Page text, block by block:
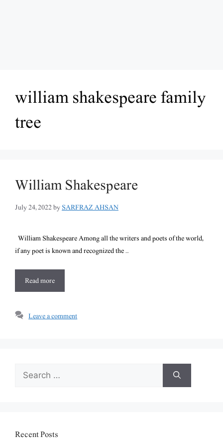
william shakespeare family
tree
William Shakespeare
July 24, 2022bySARFRAZ AHSAN
William Shakespeare Among all the writers and poets of the world,
if any poet is known and recognized the …
Read more
Leave a comment
Search
for:
Recent Posts